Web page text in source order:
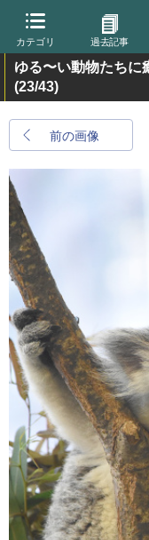
カテゴリ 過去記事
ゆる〜い動物たち
(23/43)
前の画像